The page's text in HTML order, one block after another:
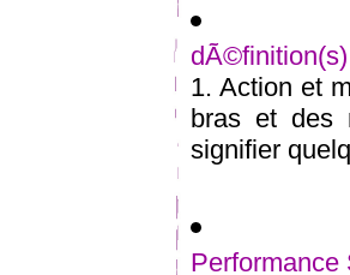
1. Action et
bras et des
signifier
Performance